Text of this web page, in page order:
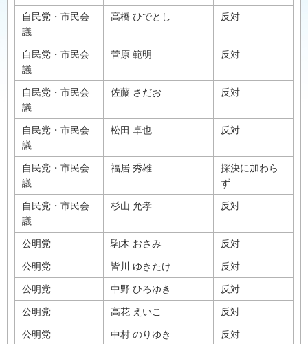
自民党・市民会
議
高橋 ひでとし 反対
自民党・市民会
議
菅原 範明 反対
自民党・市民会
議
佐藤 さだお 反対
自民党・市民会
議
松田 卓也 反対
自民党・市民会
議
福居 秀雄
採決に加わら
ず
自民党・市民会
議
杉山 允孝 反対
公明党 駒木 おさみ 反対
公明党 皆川 ゆきたけ 反対
公明党 中野 ひろゆき 反対
公明党 高花 えいこ 反対
公明党 中村 のりゆき 反対